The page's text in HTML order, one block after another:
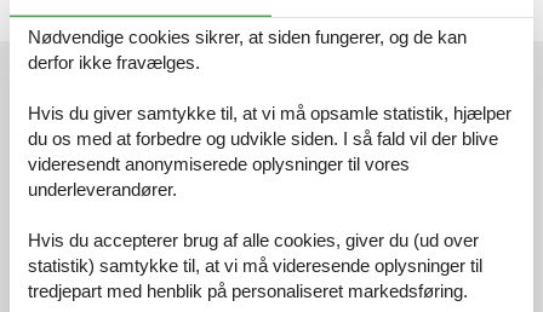
befahrbar
Eksterne anmeldelser
Vores gæsteanmeldelser Eksterne anmeldelser
4,2
Faciliteter:
Rengøring:
Nødvendige cookies sikrer, at siden fungerer, og de kan
derfor ikke fravælges.
Hvis du giver samtykke til, at vi må opsamle statistik, hjælper
du os med at forbedre og udvikle siden. I så fald vil der blive
videresendt anonymiserede oplysninger til vores
underleverandører.
Hvis du accepterer brug af alle cookies, giver du (ud over
statistik) samtykke til, at vi må videresende oplysninger til
tredjepart med henblik på personaliseret markedsføring.